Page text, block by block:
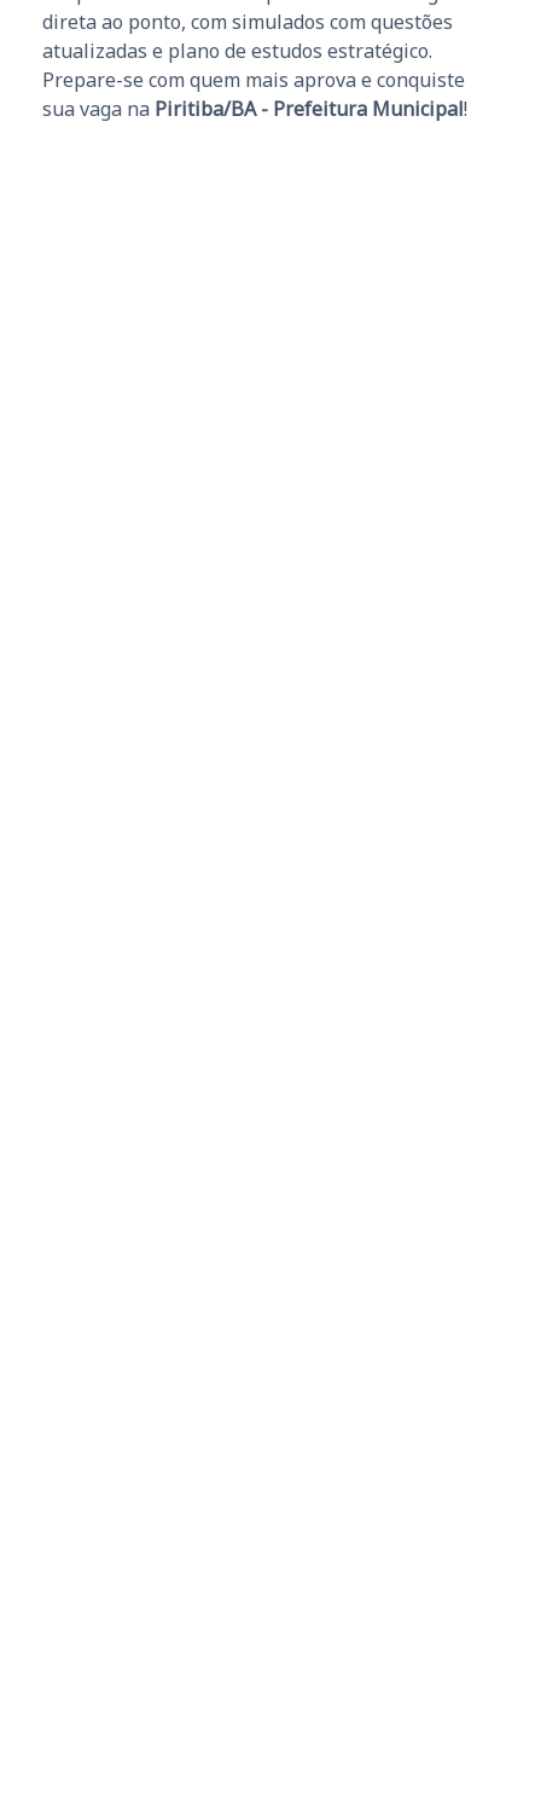
direta ao ponto, com simulados com questões
atualizadas e plano de estudos estratégico.
Prepare-se com quem mais aprova e conquiste
sua vaga na Piritiba/BA - Prefeitura Municipal!